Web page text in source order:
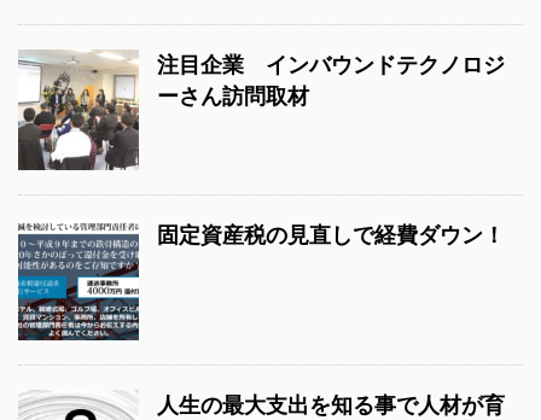
注目企業 インバウンドテクノロジ
ーさん訪問取材
固定資産税の見直しで経費ダウン！
人生の最大支出を知る事で人材が育